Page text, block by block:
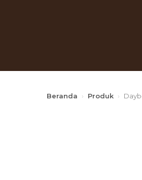
Beranda › Produk ›